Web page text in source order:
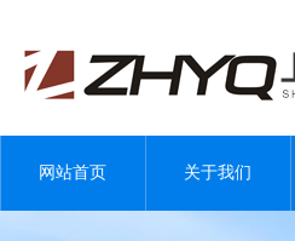
网站首页 关于我们